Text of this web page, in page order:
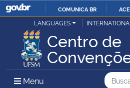
IR
PARA
O
COMUNICA BR
Ministério da Justiça e Segurança Pública
Ministério da Defesa
LANGUAGES INTERNATIONAL
Centro de
Menu Menu Principal doBusca: